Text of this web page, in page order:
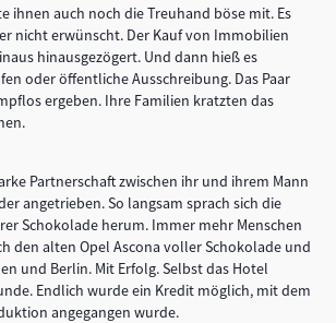
ihnen auch noch die Treuhand böse mit. Es
nicht erwünscht. Der Kauf von Immobilien
hinausgezögert. Und dann hieß es
oder öffentliche Ausschreibung. Das Paar
ergeben. Ihre Familien kratzten das
Partnerschaft zwischen ihr und ihrem Mann
angetrieben. So langsam sprach sich die
Schokolade herum. Immer mehr Menschen
den alten Opel Ascona voller Schokolade und
und Berlin. Mit Erfolg. Selbst das Hotel
Endlich wurde ein Kredit möglich, mit dem
angegangen wurde.